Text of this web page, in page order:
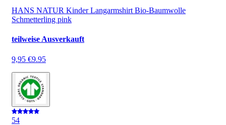
HANS NATUR Kinder Langarmshirt Bio-Baumwolle
Schmetterling pink
teilweise Ausverkauft
9,95 €9.95
54